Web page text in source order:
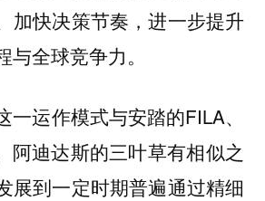
加快决策节奏，进一步提升
全球竞争力。
一运作模式与安踏的FILA、
阿迪达斯的三叶草有相似之
展到一定时期普遍通过精细